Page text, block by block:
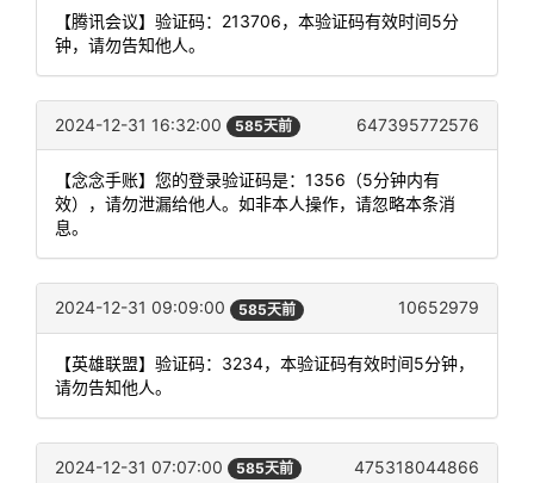
【腾讯会议】验证码：213706，本验证码有效时间5分
钟，请勿告知他人。
2024-12-31 16:32:00 585天前 647395772576
【念念手账】您的登录验证码是：1356（5分钟内有
效），请勿泄漏给他人。如非本人操作，请忽略本条消
息。
2024-12-31 09:09:00 585天前 10652979
【英雄联盟】验证码：3234，本验证码有效时间5分钟，
请勿告知他人。
2024-12-31 07:07:00 585天前 475318044866